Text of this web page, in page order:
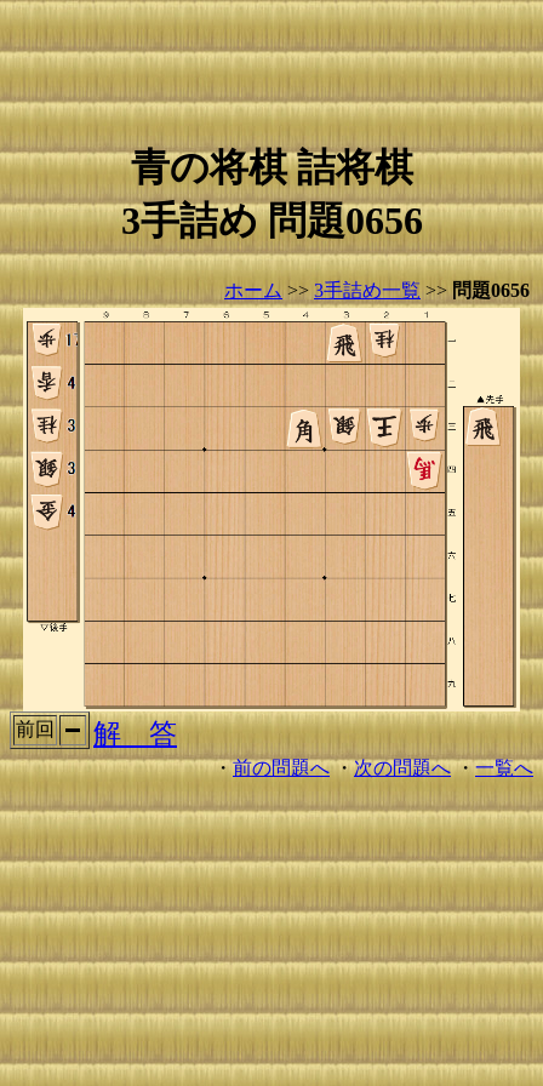
青の将棋 詰将棋
3手詰め 問題0656
ホーム >> 3手詰め一覧 >> 問題0656
前回 解 答
・前の問題へ・次の問題へ・一覧へ